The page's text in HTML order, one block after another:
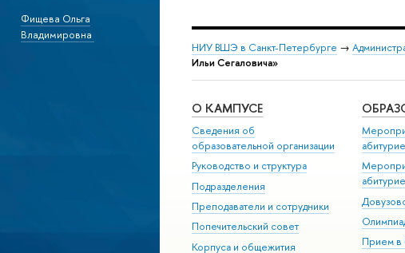
Фищева Ольга
Владимировна
НИУ ВШЭ в Санкт-Петербурге →
Ильи Сегаловича»
О КАМПУСЕ
Сведения об
образовательной организации
Руководство и структура
Подразделения
Преподаватели и сотрудники
Попечительский совет
Корпуса и общежития
Прием в